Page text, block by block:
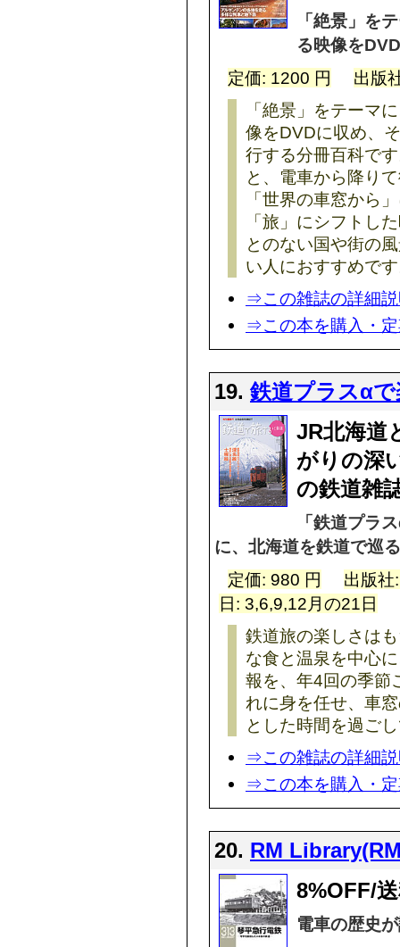
「絶景」を
る映像を
定価: 1200 円
出版
「絶景」をテーマ
像をDVDに収め、
行する分冊百科で
と、電車から降り
「世界の車窓から
「旅」にシフトし
とのない国や街の
い人におすすめで
⇒この雑誌の詳細
⇒この本を購入・
19. 鉄道プラスα
JR北海道
がりの深
の鉄道雑
「鉄道プラ
に、北海道を鉄道で巡
定価: 980 円
出版
日: 3,6,9,12月の21日
鉄道旅の楽しさは
な食と温泉を中心
報を、年4回の季節
れに身を任せ、車
とした時間を過ご
⇒この雑誌の詳細
⇒この本を購入・
20. RM
8%OFF/
電車の歴史